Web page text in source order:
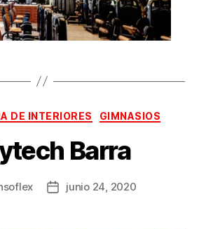
DE INTERIORES GIMNASIOS
Barra
junio 24, 2020